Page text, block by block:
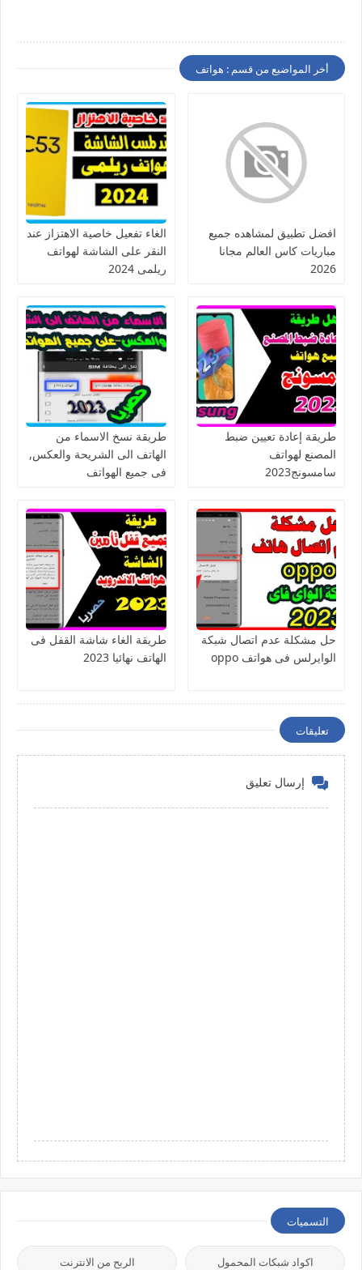
أخر المواضيع من قسم : هواتف
افضل تطبيق لمشاهده جميع
مباريات كاس العالم مجانا
2026
الغاء تفعيل خاصية الاهتزاز عند
النقر على الشاشة لهواتف
ريلمى 2024
طريقة إعادة تعيين ضبط
المصنع لهواتف
سامسونج2023
طريقة نسخ الاسماء من
الهاتف الى الشريحة والعكس,
فى جميع الهواتف
حل مشكلة عدم اتصال شبكة
الوايرلس فى هواتف oppo
طريقة الغاء شاشة القفل فى
الهاتف نهائيا 2023
تعليقات
إرسال تعليق
التسميات
اكواد شبكات المحمول الربح من الانترنت